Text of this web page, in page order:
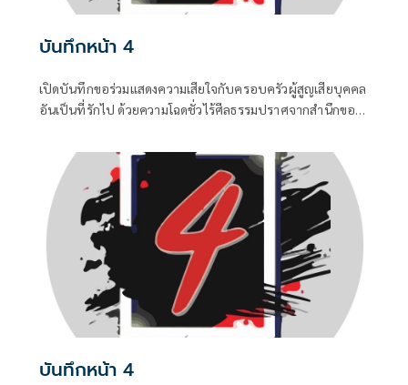
บันทึกหน้า 4
เปิดบันทึกขอร่วมแสดงความเสียใจกับครอบครัวผู้สูญเสียบุคคล
อันเป็นที่รักไป ด้วยความโฉดชั่วไร้ศีลธรรมปราศจากสำนึกของ
บันทึกหน้า 4